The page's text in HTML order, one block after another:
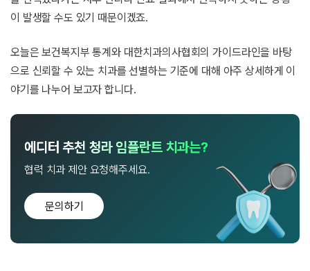
이 발생할 수도 있기 때문이겠죠.
오늘은 보건복지부 통계와 대한치과의사협회의 가이드라인을 바탕
으로 신뢰할 수 있는 치과를 선별하는 기준에 대해 아주 상세하게 이
야기를 나누어 보고자 합니다.
에디터 추천 청라 임플란트 치과는?
협력 치과 제안 요청해주세요.
문의하기